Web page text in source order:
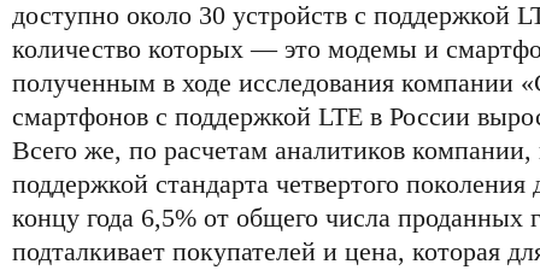
доступно около 30 устройств с поддержкой
количество которых — это модемы и
полученным в ходе исследования компании
смартфонов с поддержкой LTE в России
Всего же, по расчетам аналитиков компании,
поддержкой стандарта четвертого
концу года 6,5% от общего числа проданных
подталкивает покупателей и цена, которая